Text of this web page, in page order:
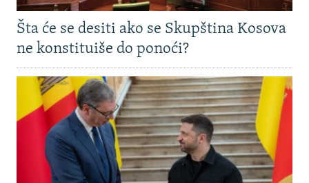
Šta će se desiti ako se Skupština Kosova
ne konstituiše do ponoći?